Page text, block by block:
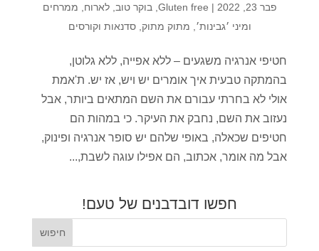
פבר 23, 2022 |
Gluten free בוקר טוב ,לארוח
ממרחים
ומיני ׳גבינות׳
מתוק מתוק ,סדנאות וקורסים
חטיפי אנרגיה משגעים – ללא אפייה, ללא גלוטן,
בהמתקה טבעית איך אומרים יש ויש, אז יש. ת'אמת
אולי לא בחרתי עבורם את השם המתאים ביותר, אבל
נעזוב את השם, נחבק את העיקר. כי במהות הם
חטיפים שכאלה, באופי שלהם יש סופר אנרגיה ופינוק,
אבל מה אומר, אכתוב, הם אפילו עוגה לשבת,...
חפשו דובדבנים של טעם!